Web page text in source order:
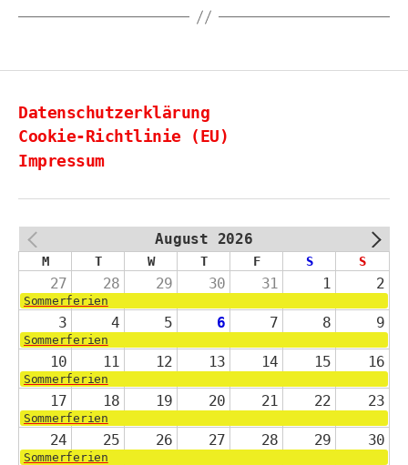
Datenschutzerklärung
Cookie-Richtlinie (EU)
Impressum
August 2026
M T W T F S S
27 28 29 30 31 1 2
Sommerferien
3 4 5 6 7 8 9
Sommerferien
10 11 12 13 14 15 16
Sommerferien
17 18 19 20 21 22 23
Sommerferien
24 25 26 27 28 29 30
Sommerferien